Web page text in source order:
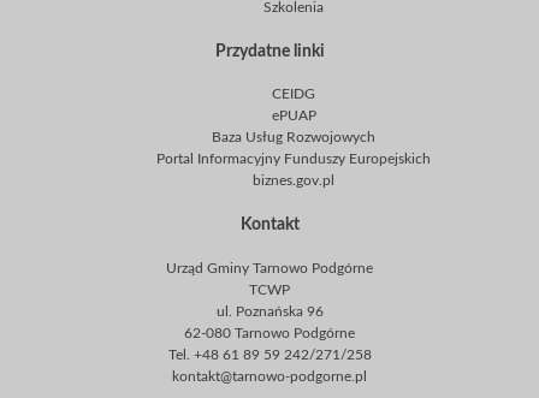
Szkolenia
Przydatne linki
CEIDG
ePUAP
Baza Usług Rozwojowych
Portal Informacyjny Funduszy Europejskich
biznes.gov.pl
Kontakt
Urząd Gminy Tarnowo Podgórne
TCWP
ul. Poznańska 96
62-080 Tarnowo Podgórne
Tel. +48 61 89 59 242/271/258
kontakt@tarnowo-podgorne.pl